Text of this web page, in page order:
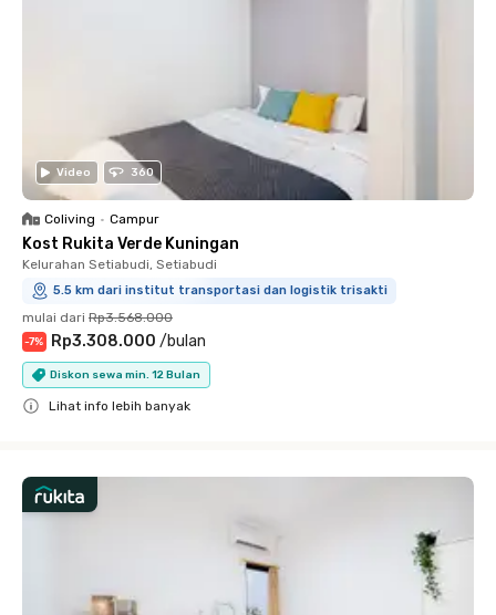
Video 360
Coliving • Campur
Kost Rukita Verde Kuningan
Kelurahan Setiabudi, Setiabudi
5.5 km dari institut transportasi dan logistik trisakti
mulai dari Rp3.568.000
-7% Rp3.308.000 /bulan
Diskon sewa min. 12 Bulan
Lihat info lebih banyak